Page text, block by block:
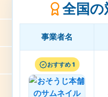
全国の
事業者名
おすすめ 1